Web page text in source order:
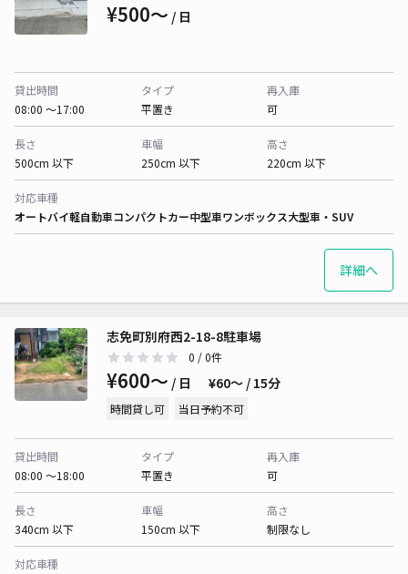
¥500〜 / 日
貸出時間
08:00 〜17:00
タイプ
平置き
再入庫
可
長さ
500cm 以下
車幅
250cm 以下
高さ
220cm 以下
対応車種
オートバイ軽自動車コンパクトカー中型車ワンボックス大型車・SUV
詳細へ
志免町別府西2-18-8駐車場
0 / 0件
¥600〜 / 日 ¥60〜 / 15分
時間貸し可 当日予約不可
貸出時間
08:00 〜18:00
タイプ
平置き
再入庫
可
長さ
340cm 以下
車幅
150cm 以下
高さ
制限なし
対応車種